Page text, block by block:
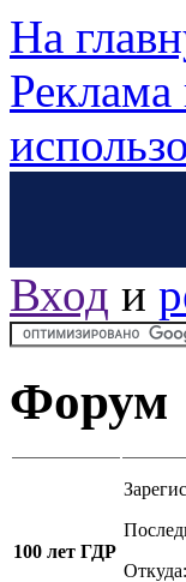
На
Вход и
Форум
100 лет ГДР
Откуда: